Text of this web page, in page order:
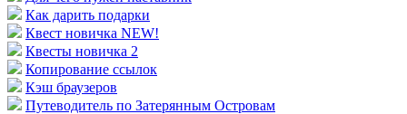
Как дарить подарки
Квест новичка NEW!
Квесты новичка 2
Копирование ссылок
Кэш браузеров
Путеводитель по Затерянным Островам